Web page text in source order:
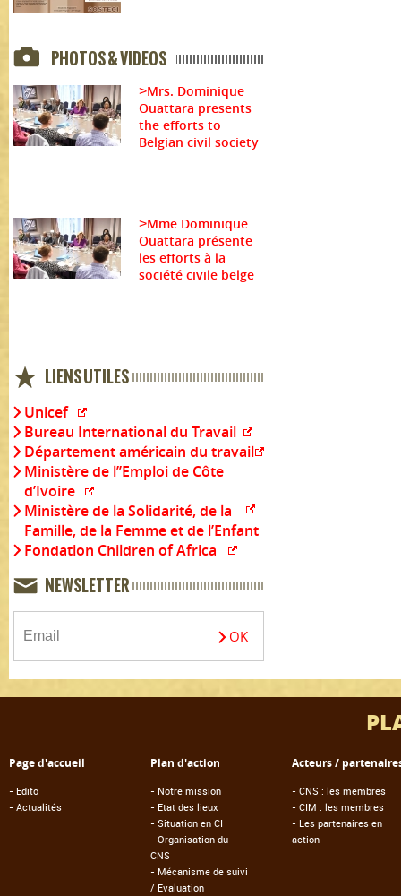
PHOTOS & VIDEOS
>Mrs. Dominique
Ouattara presents
the efforts to
Belgian civil society
>Mme Dominique
Ouattara présente
les efforts à la
société civile belge
LIENS UTILES
Unicef
Bureau International du Travail
Département américain du travail
Ministère de l’’Emploi de Côte
d’Ivoire
Ministère de la Solidarité, de la
Famille, de la Femme et de l’Enfant
Fondation Children of Africa
NEWSLETTER
Page d'accueil
- Edito
- Actualités
Plan d'action
- Notre mission
- Etat des lieux
- Situation en CI
- Organisation du
CNS
- Mécanisme de suivi
/ Evaluation
Acteurs /
- CNS : les membres
- CIM : les membres
- Les partenaires en
action